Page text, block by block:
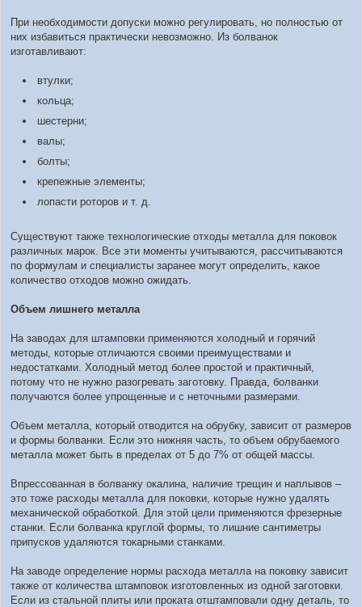
При необходимости допуски можно регулировать, но полностью от
них избавиться практически невозможно. Из болванок
изготавливают:
втулки;
кольца;
шестерни;
валы;
болты;
крепежные элементы;
лопасти роторов и т. д.
Существуют также технологические отходы металла для поковок
различных марок. Все эти моменты учитываются, рассчитываются
по формулам и специалисты заранее могут определить, какое
количество отходов можно ожидать.
Объем лишнего металла
На заводах для штамповки применяются холодный и горячий
методы, которые отличаются своими преимуществами и
недостатками. Холодный метод более простой и практичный,
потому что не нужно разогревать заготовку. Правда, болванки
получаются более упрощенные и с неточными размерами.
Объем металла, который отводится на обрубку, зависит от размеров
и формы болванки. Если это нижняя часть, то объем обрубаемого
металла может быть в пределах от 5 до 7% от общей массы.
Впрессованная в болванку окалина, наличие трещин и наплывов –
это тоже расходы металла для поковки, которые нужно удалять
механической обработкой. Для этой цели применяются фрезерные
станки. Если болванка круглой формы, то лишние сантиметры
припусков удаляются токарными станками.
На заводе определение нормы расхода металла на поковку зависит
также от количества штамповок изготовленных из одной заготовки.
Если из стальной плиты или проката отштамповали одну деталь, то